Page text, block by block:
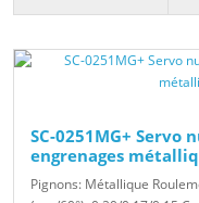
SC-0251MG+ Servo
engrenages
Pignons: Métallique